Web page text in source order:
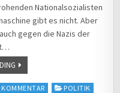
Nationalsozialisten
gibt es nicht. Aber
gegen die Nazis der
KOMMENTAR
POLITIK